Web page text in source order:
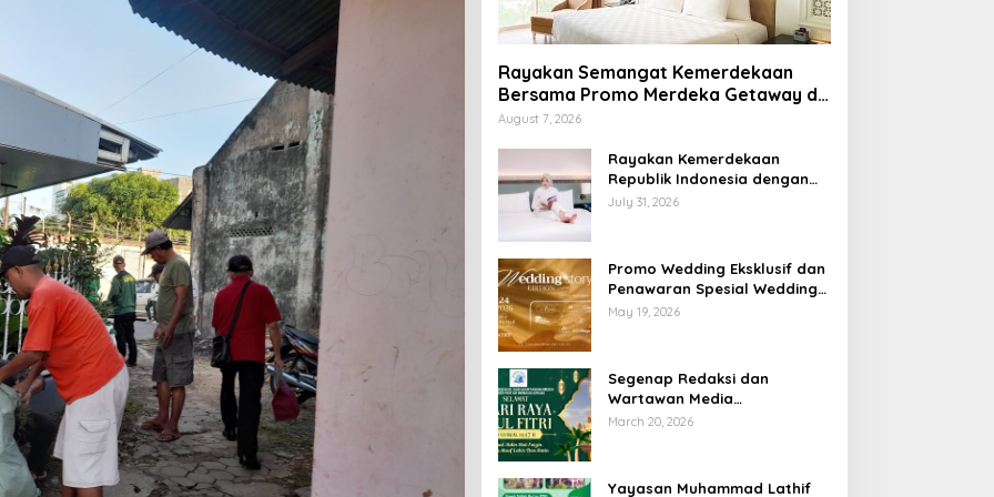
Rayakan Semangat Kemerdekaan
Bersama Promo Merdeka Getaway di
Swiss-Belhotel Lampung
August 7, 2026
Rayakan Kemerdekaan
Republik Indonesia dengan
Penawaran Spesial Freedom
July 31, 2026
Promo Wedding Eksklusif dan
Penawaran Spesial Wedding
Story Edition 2026 di Swiss-
May 19, 2026
Segenap Redaksi dan
Wartawan Media
Sumberpintar Mengucapkan
March 20, 2026
Yayasan Muhammad Lathif